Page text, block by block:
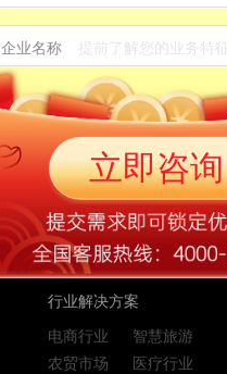
企业名称
二清解决方案 二清 分账服务商
行业解决方案
电商行业
智慧旅游
农贸市场
医疗行业